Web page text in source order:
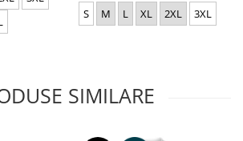
S M L XL 2XL 3XL
SIMILARE